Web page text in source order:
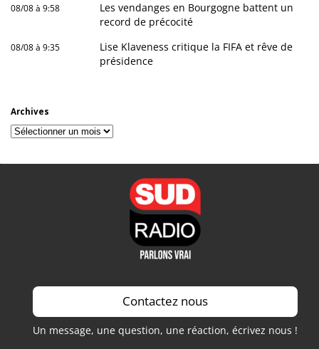
08/08 à 9:58
Les vendanges en Bourgogne battent un
record de précocité
08/08 à 9:35
Lise Klaveness critique la FIFA et rêve de
présidence
Archives
Archives
Contactez nous
Un message, une question, une réaction, écrivez nous !